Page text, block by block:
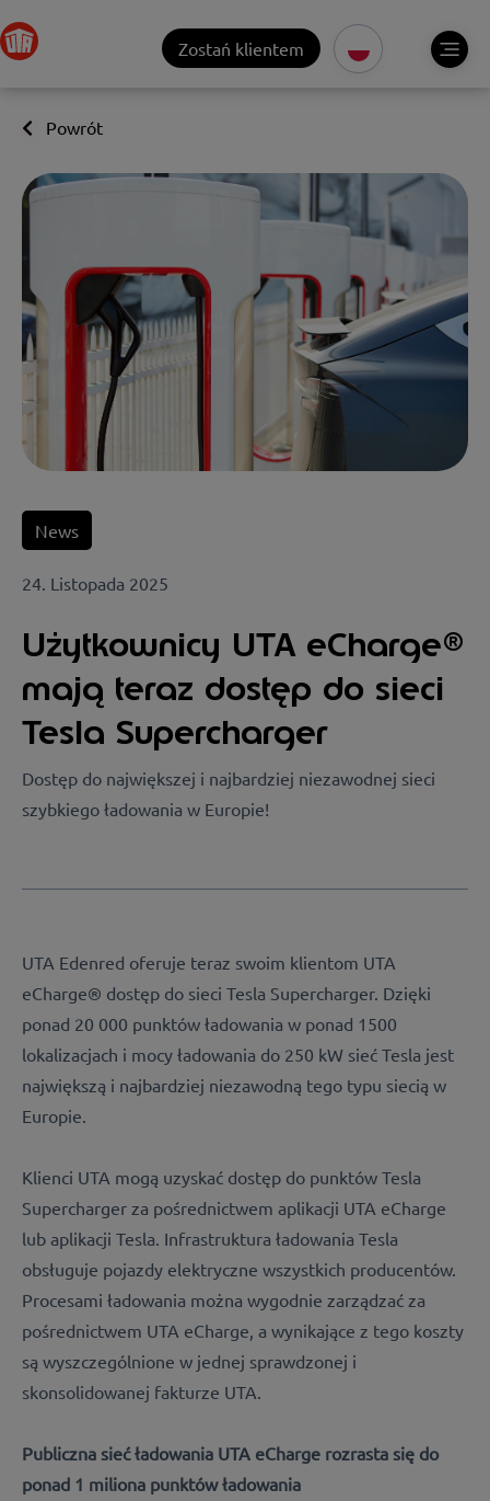
Zostań klientem
Powrót
News
24. Listopada 2025
Użytkownicy UTA eCharge®
mają teraz dostęp do sieci
Tesla Supercharger
Dostęp do największej i najbardziej niezawodnej sieci
szybkiego ładowania w Europie!
UTA Edenred oferuje teraz swoim klientom UTA
eCharge® dostęp do sieci Tesla Supercharger. Dzięki
ponad 20 000 punktów ładowania w ponad 1500
lokalizacjach i mocy ładowania do 250 kW sieć Tesla jest
największą i najbardziej niezawodną tego typu siecią w
Europie.
Klienci UTA mogą uzyskać dostęp do punktów Tesla
Supercharger za pośrednictwem aplikacji UTA eCharge
lub aplikacji Tesla. Infrastruktura ładowania Tesla
obsługuje pojazdy elektryczne wszystkich producentów.
Procesami ładowania można wygodnie zarządzać za
pośrednictwem UTA eCharge, a wynikające z tego koszty
są wyszczególnione w jednej sprawdzonej i
skonsolidowanej fakturze UTA.
Publiczna sieć ładowania UTA eCharge rozrasta się do
ponad 1 miliona punktów ładowania